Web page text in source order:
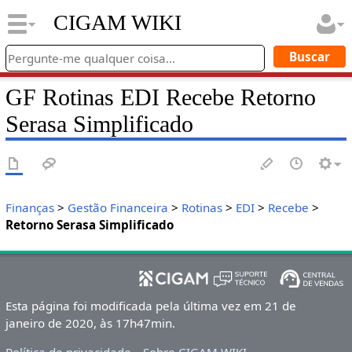
CIGAM WIKI
GF Rotinas EDI Recebe Retorno
Serasa Simplificado
Finanças> Gestão Financeira > Rotinas> EDI> Recebe >
Retorno Serasa Simplificado
Esta página foi modificada pela última vez em 21 de
janeiro de 2020, às 17h47min.